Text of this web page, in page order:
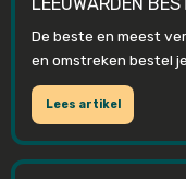
De beste en meest
en omstreken bestel
Lees artikel